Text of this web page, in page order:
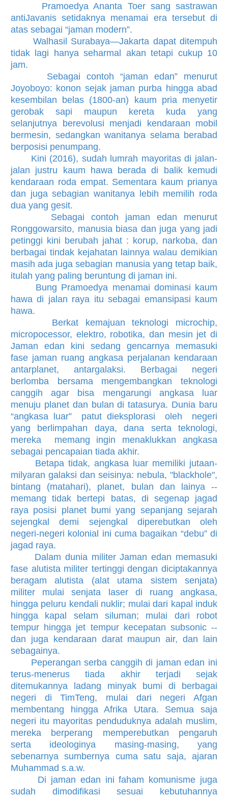
Pramoedya Ananta Toer sang sastrawan
antiJavanis setidaknya menamai era tersebut di
atas sebagai “jaman modern”.
Walhasil Surabaya—Jakarta dapat ditempuh
tidak lagi hanya seharmal akan tetapi cukup 10
jam.
Sebagai contoh “jaman edan” menurut
Joyoboyo: konon sejak jaman purba hingga abad
kesembilan belas (1800-an) kaum pria menyetir
gerobak sapi maupun kereta kuda yang
selanjutnya berevolusi menjadi kendaraan mobil
bermesin, sedangkan wanitanya selama berabad
berposisi penumpang.
Kini (2016), sudah lumrah mayoritas di jalan-
jalan justru kaum hawa berada di balik kemudi
kendaraan roda empat. Sementara kaum prianya
dan juga sebagian wanitanya lebih memilih roda
dua yang gesit.
Sebagai contoh jaman edan menurut
Ronggowarsito, manusia biasa dan juga yang jadi
petinggi kini berubah jahat : korup, narkoba, dan
berbagai tindak kejahatan lainnya walau demikian
masih ada juga sebagian manusia yang tetap baik,
itulah yang paling beruntung di jaman ini.
Bung Pramoedya menamai dominasi kaum
hawa di jalan raya itu sebagai emansipasi kaum
hawa.
Berkat kemajuan teknologi microchip,
micropocessor, elektro, robotika, dan mesin jet di
Jaman edan kini sedang gencarnya memasuki
fase jaman ruang angkasa perjalanan kendaraan
antarplanet, antargalaksi. Berbagai negeri
berlomba bersama mengembangkan teknologi
canggih agar bisa mengarungi angkasa luar
menuju planet dan bulan di tatasurya. Dunia baru
“angkasa luar” patut dieksplorasi oleh negeri
yang berlimpahan daya, dana serta teknologi,
mereka memang ingin menaklukkan angkasa
sebagai pencapaian tiada akhir.
Betapa tidak, angkasa luar memiliki jutaan-
milyaran galaksi dan seisinya: nebula, "blackhole",
bintang (matahari), planet, bulan dan lainya --
memang tidak bertepi batas, di segenap jagad
raya posisi planet bumi yang sepanjang sejarah
sejengkal demi sejengkal diperebutkan oleh
negeri-negeri kolonial ini cuma bagaikan “debu” di
jagad raya.
Dalam dunia militer Jaman edan memasuki
fase alutista militer tertinggi dengan diciptakannya
beragam alutista (alat utama sistem senjata)
militer mulai senjata laser di ruang angkasa,
hingga peluru kendali nuklir; mulai dari kapal induk
hingga kapal selam siluman; mulai dari robot
tempur hingga jet tempur kecepatan subsonic --
dan juga kendaraan darat maupun air, dan lain
sebagainya.
Peperangan serba canggih di jaman edan ini
terus-menerus tiada akhir terjadi sejak
ditemukannya ladang minyak bumi di berbagai
negeri di TimTeng, mulai dari negeri Afgan
membentang hingga Afrika Utara. Semua saja
negeri itu mayoritas penduduknya adalah muslim,
mereka berperang memperebutkan pengaruh
serta ideologinya masing-masing, yang
sebenarnya sumbernya cuma satu saja, ajaran
Muhammad s.a.w.
Di jaman edan ini faham komunisme juga
sudah dimodifikasi sesuai kebutuhannya